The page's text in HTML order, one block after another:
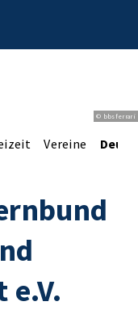
© bbsferrari
Vereine
e.V.